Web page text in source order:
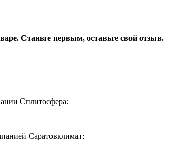
Станьте первым, оставьте свой отзыв.
Сплитосфера:
Саратовклимат: